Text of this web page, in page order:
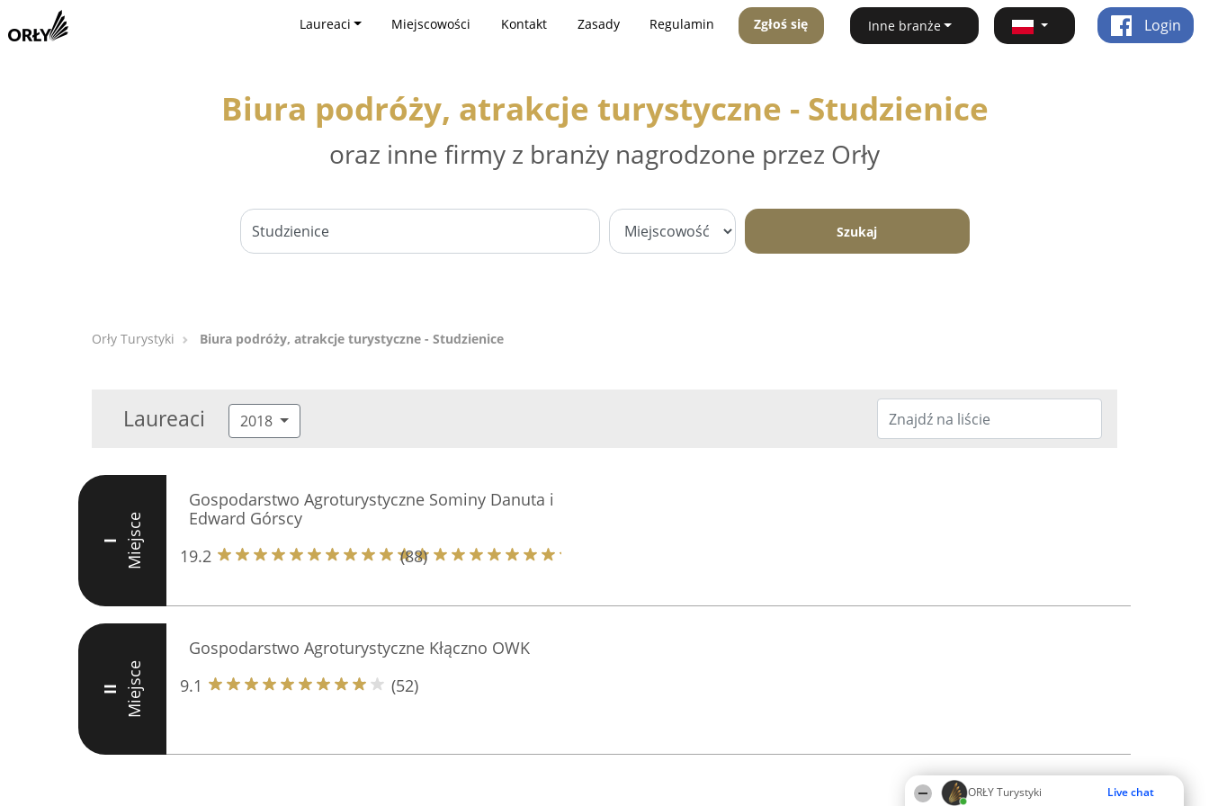
ORŁY Turystyki Live chat
Laureaci Miejscowości Kontakt Zasady Regulamin Zgłoś się Inne branże Login
Biura podróży, atrakcje turystyczne - Studzienice
oraz inne firmy z branży nagrodzone przez Orły
Szukaj
Orły Turystyki Biura podróży, atrakcje turystyczne - Studzienice
Laureaci 2018
I Miejsce
Gospodarstwo Agroturystyczne Sominy Danuta i
Edward Górscy
19.2
(88)
II Miejsce
Gospodarstwo Agroturystyczne Kłączno OWK
9.1
(52)